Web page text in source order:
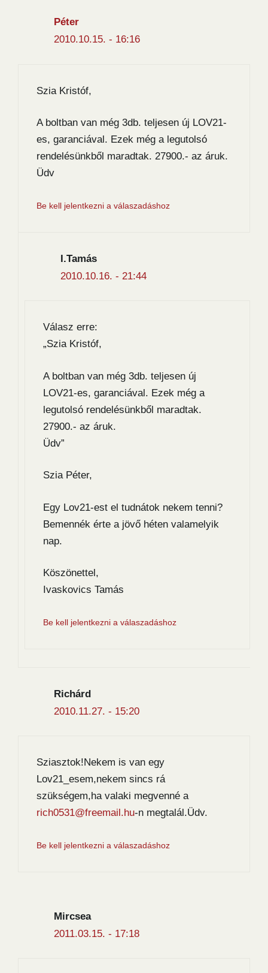
Péter
2010.10.15. - 16:16
Szia Kristóf,
A boltban van még 3db. teljesen új LOV21-
es, garanciával. Ezek még a legutolsó
rendelésünkből maradtak. 27900.- az áruk.
Üdv
Be kell jelentkezni a válaszadáshoz
I.Tamás
2010.10.16. - 21:44
Válasz erre:
„Szia Kristóf,
A boltban van még 3db. teljesen új
LOV21-es, garanciával. Ezek még a
legutolsó rendelésünkből maradtak.
27900.- az áruk.
Üdv”
Szia Péter,
Egy Lov21-est el tudnátok nekem tenni?
Bemennék érte a jövő héten valamelyik
nap.
Köszönettel,
Ivaskovics Tamás
Be kell jelentkezni a válaszadáshoz
Richárd
2010.11.27. - 15:20
Sziasztok!Nekem is van egy
Lov21_esem,nekem sincs rá
szükségem,ha valaki megvenné a
rich0531@freemail.hu-n megtalál.Üdv.
Be kell jelentkezni a válaszadáshoz
Mircsea
2011.03.15. - 17:18